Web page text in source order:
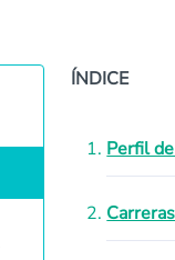
ÍNDICE
Perfil